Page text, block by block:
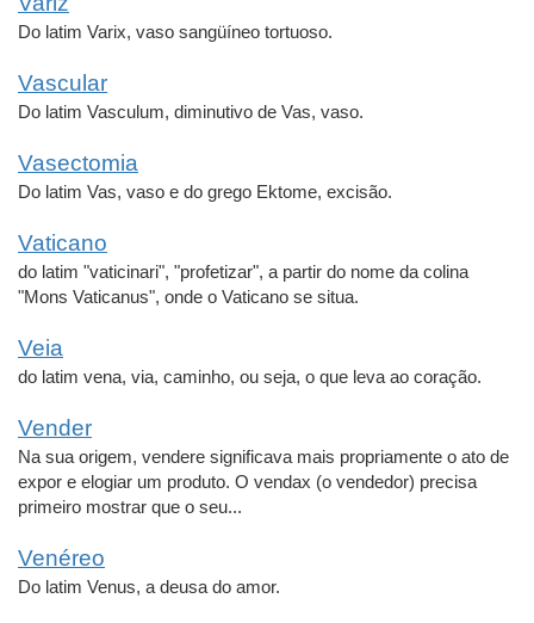
Do latim Varix, vaso sangüíneo tortuoso.
Vascular
Do latim Vasculum, diminutivo de Vas, vaso.
Vasectomia
Do latim Vas, vaso e do grego Ektome, excisão.
Vaticano
do latim "vaticinari", "profetizar", a partir do nome da colina
"Mons Vaticanus", onde o Vaticano se situa.
Veia
do latim vena, via, caminho, ou seja, o que leva ao coração.
Vender
Na sua origem, vendere significava mais propriamente o ato de
expor e elogiar um produto. O vendax (o vendedor) precisa
primeiro mostrar que o seu...
Venéreo
Do latim Venus, a deusa do amor.